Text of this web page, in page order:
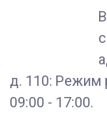
д. 110: Режим
09:00 - 17:00.